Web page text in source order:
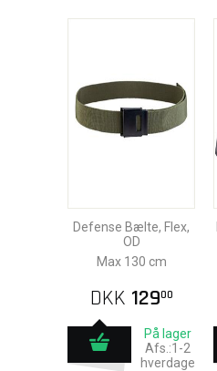
Defense Bælte, Flex,
OD
Max 130 cm
DKK 12900
På lager
Afs.:1-2
hverdage